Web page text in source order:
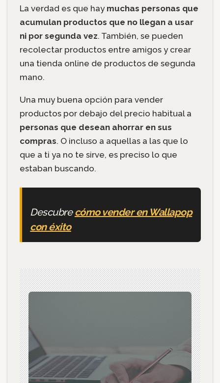
La verdad es que hay muchas personas que
acumulan productos que no llegan a usar
ni por segunda vez. También, se pueden
recolectar productos entre amigos y crear
una tienda online de productos de segunda
mano.
Una muy buena opción para vender
productos por debajo del precio habitual a
personas que desean ahorrar en sus
compras. O incluso a aquellas a las que lo
que a ti ya no te sirve, es preciso lo que
estaban buscando.
Descubrecómo vender en Wallapop
con éxito